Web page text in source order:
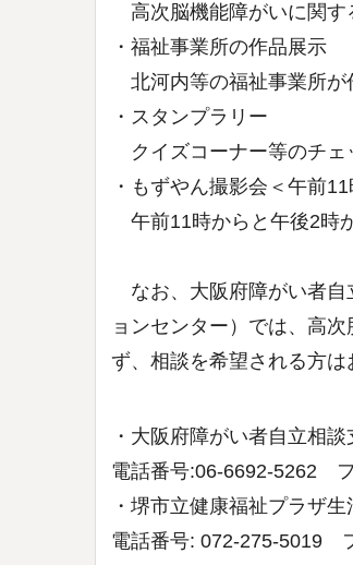
高次脳機能障がいに関す
・福祉事業所の作品展示
北河内等の福祉事業所が
・スタンプラリー
クイズコーナー等のチェ
・もずやん撮影会＜午前
午前11時からと午後2時
なお、大阪府障がい者自
ョンセンター）では、高
ず、相談を希望される方は
・大阪府障がい者自立相
電話番号:06-6692-5262
・堺市立健康福祉プラザ
電話番号: 072-275-5019